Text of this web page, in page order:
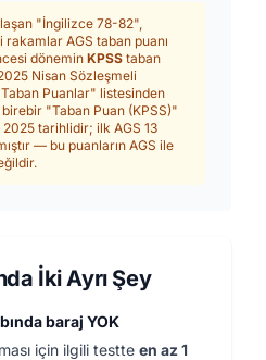
"İngilizce 78-82",
AGS taban puanı
döneminKPSS taban
Nisan Sözleşmeli
Puanlar" listesinden
birebir "Taban Puan (KPSS)"
tarihlidir; ilk AGS 13
— bu puanların AGS ile
İki Ayrı Şey
baraj YOK
için ilgili testte en az 1